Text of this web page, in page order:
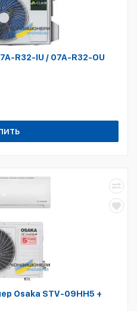
R32-IU / 07A-R32-OU
Osaka STV-09HH5 +